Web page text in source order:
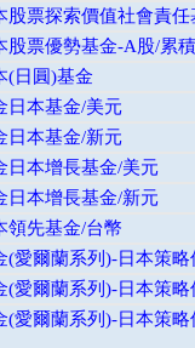
股票探索價值社會責
股票優勢基金-A股/累
(日圓)基金
日本基金/美元
日本基金/新元
日本增長基金/美元
日本增長基金/新元
領先基金/台幣
(愛爾蘭系列)-日本策
(愛爾蘭系列)-日本策
(愛爾蘭系列)-日本策